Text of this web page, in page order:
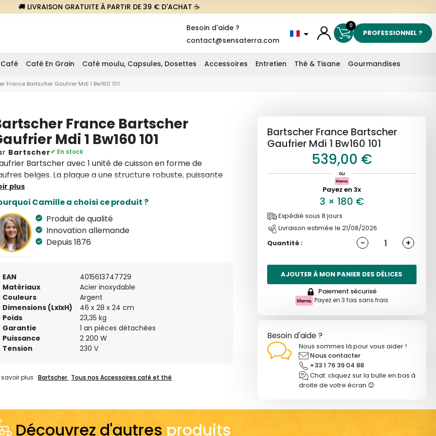
🚚 LIVRAISON GRATUITE À PARTIR DE 39 € D'ACHAT ☕
Besoin d'aide ?
contact@sensaterra.com
0
PROFESSIONNEL ?
Café En Grain Café moulu, Capsules, Dosettes Accessoires Entretien Thé & Tisane Gourmandises
France Bartscher Gaufrier Mdi 1 Bw160 101
France Bartscher
Mdi 1 Bw160 101
Bartscher✔ En stock
Bartscher avec 1 unité de cuisson en forme de
belges. La plaque a une structure robuste, puissante
facile à utiliser grâce aux réglages indépendants, au
et au signal sonore. Ce produit ne convient pas à un
professionnel prolongé.
plus
Camille a choisi ce produit ?
Produit de qualité
Innovation allemande
Depuis 1876
EAN
4015613747729
Matériaux
Acier inoxydable
Couleurs
Argent
Dimensions (LxlxH)
46 x 28 x 24 cm
Poids
23,35 kg
Garantie
1 an pièces détachées
Puissance
2 200 W
Tension
230 V
savoir plus :Bartscher Tous nos Accessoires café et thé
Bartscher France Bartscher
Gaufrier Mdi 1 Bw160 101
539,00 €
ou
Payez en 3x
3 × 180 €
Expédié sous 8 jours
Livraison estimée le 21/08/2026
Quantité :
- +
AJOUTER À MON PANIER DES DÉLICES
Paiement sécurisé
Payez en 3 fois sans frais
Besoin d'aide ?
Nous sommes là pour vous aider !
Nous contacter
+33 1 76 39 04 88
Chat: cliquez sur la bulle en bas à
droite de votre écran 😊
Découvrez d'autres produits